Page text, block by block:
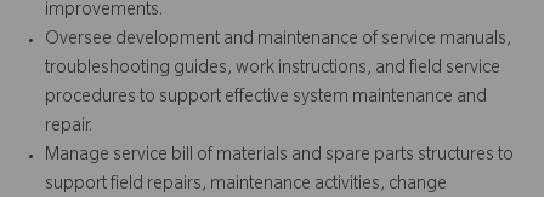
improvements.
Oversee development and maintenance of service manuals,
troubleshooting guides, work instructions, and field service
procedures to support effective system maintenance and
repair.
Manage service bill of materials and spare parts structures to
support field repairs, maintenance activities, change